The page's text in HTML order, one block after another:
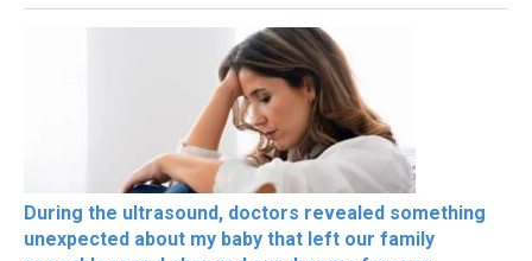
During the ultrasound, doctors revealed something
unexpected about my baby that left our family